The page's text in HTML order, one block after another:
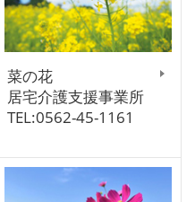
菜の花
居宅介護支援事業所
TEL:0562-45-1161